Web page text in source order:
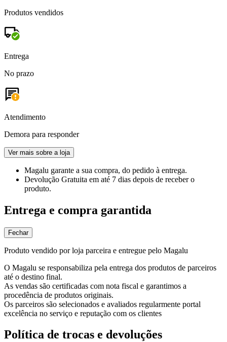
Produtos vendidos
Entrega
No prazo
Atendimento
Demora para responder
Ver mais sobre a loja
Magalu garante a sua compra, do pedido à entrega.
Devolução Gratuita em até 7 dias depois de receber o
produto.
Entrega e compra garantida
Fechar
Produto vendido por loja parceira e entregue pelo Magalu
O Magalu se responsabiliza pela entrega dos produtos de parceiros
até o destino final.
As vendas são certificadas com nota fiscal e garantimos a
procedência de produtos originais.
Os parceiros são selecionados e avaliados regularmente portal
excelência no serviço e reputação com os clientes
Política de trocas e devoluções